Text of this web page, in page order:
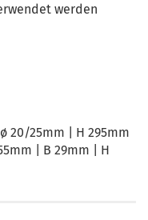
werden
20/25mm | H 295mm
| B 29mm | H